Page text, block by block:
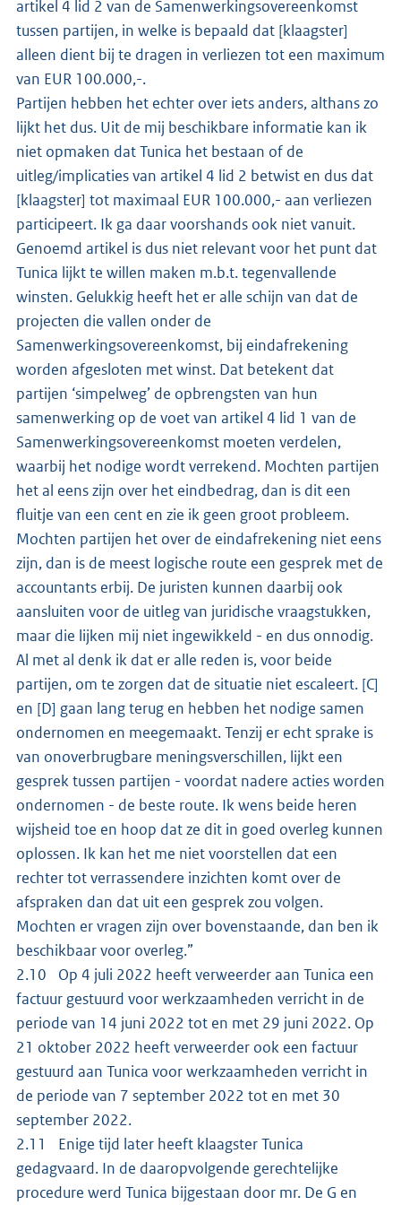
artikel 4 lid 2 van de Samenwerkingsovereenkomst
tussen partijen, in welke is bepaald dat [klaagster]
alleen dient bij te dragen in verliezen tot een maximum
van EUR 100.000,-.
Partijen hebben het echter over iets anders, althans zo
lijkt het dus. Uit de mij beschikbare informatie kan ik
niet opmaken dat Tunica het bestaan of de
uitleg/implicaties van artikel 4 lid 2 betwist en dus dat
[klaagster] tot maximaal EUR 100.000,- aan verliezen
participeert. Ik ga daar voorshands ook niet vanuit.
Genoemd artikel is dus niet relevant voor het punt dat
Tunica lijkt te willen maken m.b.t. tegenvallende
winsten. Gelukkig heeft het er alle schijn van dat de
projecten die vallen onder de
Samenwerkingsovereenkomst, bij eindafrekening
worden afgesloten met winst. Dat betekent dat
partijen ‘simpelweg’ de opbrengsten van hun
samenwerking op de voet van artikel 4 lid 1 van de
Samenwerkingsovereenkomst moeten verdelen,
waarbij het nodige wordt verrekend. Mochten partijen
het al eens zijn over het eindbedrag, dan is dit een
fluitje van een cent en zie ik geen groot probleem.
Mochten partijen het over de eindafrekening niet eens
zijn, dan is de meest logische route een gesprek met de
accountants erbij. De juristen kunnen daarbij ook
aansluiten voor de uitleg van juridische vraagstukken,
maar die lijken mij niet ingewikkeld - en dus onnodig.
Al met al denk ik dat er alle reden is, voor beide
partijen, om te zorgen dat de situatie niet escaleert. [C]
en [D] gaan lang terug en hebben het nodige samen
ondernomen en meegemaakt. Tenzij er echt sprake is
van onoverbrugbare meningsverschillen, lijkt een
gesprek tussen partijen - voordat nadere acties worden
ondernomen - de beste route. Ik wens beide heren
wijsheid toe en hoop dat ze dit in goed overleg kunnen
oplossen. Ik kan het me niet voorstellen dat een
rechter tot verrassendere inzichten komt over de
afspraken dan dat uit een gesprek zou volgen.
Mochten er vragen zijn over bovenstaande, dan ben ik
beschikbaar voor overleg.”
2.10 Op 4 juli 2022 heeft verweerder aan Tunica een
factuur gestuurd voor werkzaamheden verricht in de
periode van 14 juni 2022 tot en met 29 juni 2022. Op
21 oktober 2022 heeft verweerder ook een factuur
gestuurd aan Tunica voor werkzaamheden verricht in
de periode van 7 september 2022 tot en met 30
september 2022.
2.11 Enige tijd later heeft klaagster Tunica
gedagvaard. In de daaropvolgende gerechtelijke
procedure werd Tunica bijgestaan door mr. De G en